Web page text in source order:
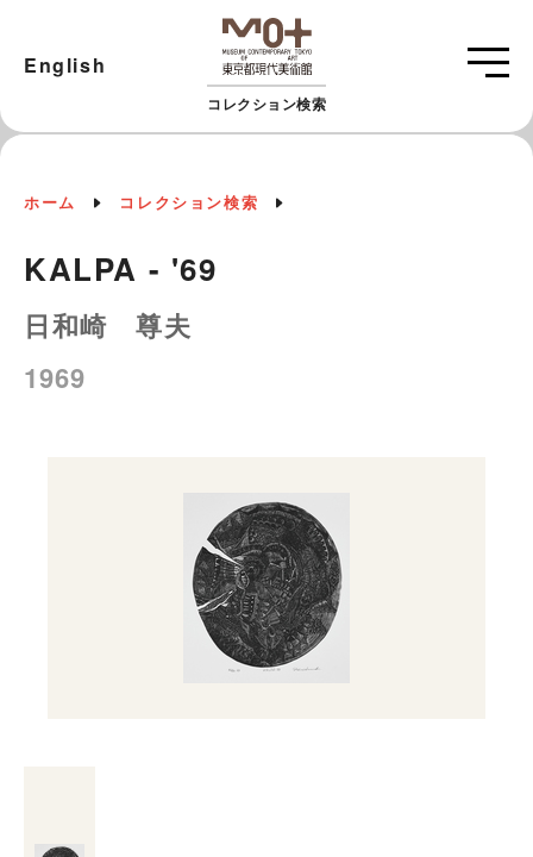
コレクション検索
English
ホーム コレクション検索
KALPA - '69
日和崎 尊夫
1969